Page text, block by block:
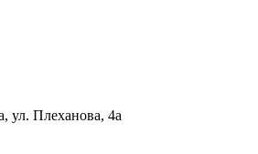
ул. Плеханова, 4а